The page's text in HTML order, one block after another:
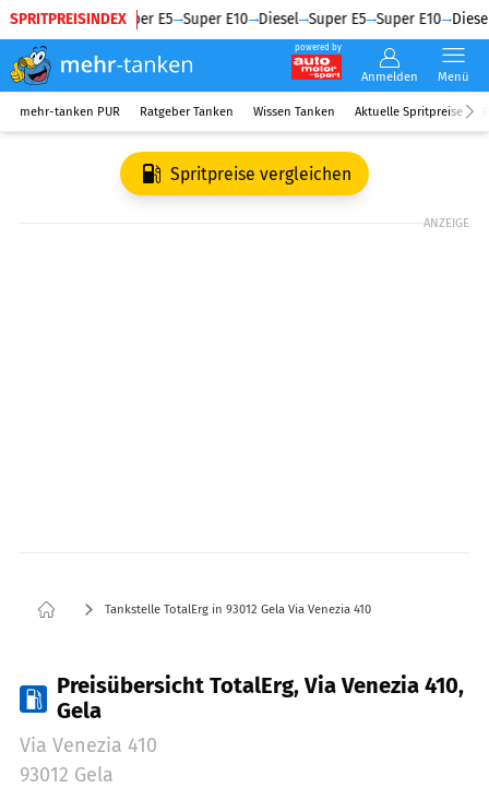
SPRITPREISINDEX
Diesel Super E5 Super E10 Diesel Super E5 Super E10 Diesel
powered by
Anmelden Menü
mehr-tanken PUR Ratgeber Tanken Wissen Tanken Aktuelle Spritpreise
Spritpreise vergleichen
ANZEIGE
Tankstelle TotalErg in 93012 Gela Via Venezia 410
Preisübersicht TotalErg, Via Venezia 410,
Gela
Via Venezia 410
93012 Gela